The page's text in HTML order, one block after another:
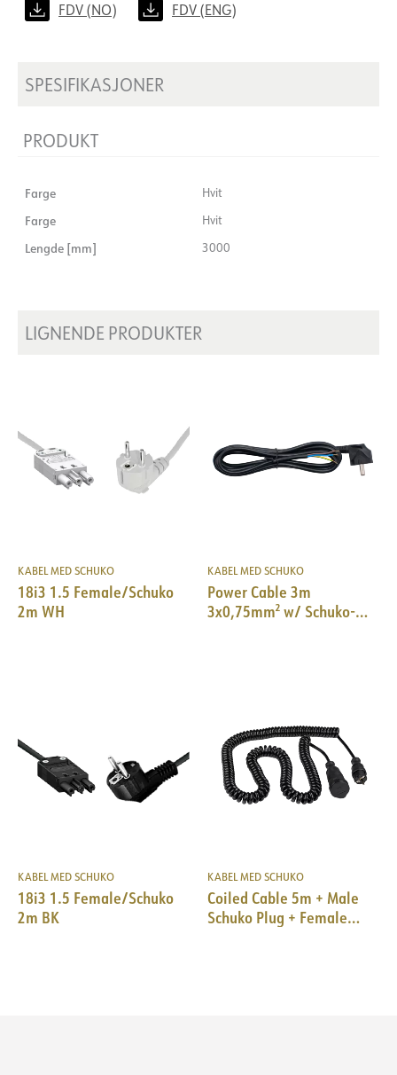
FDV (NO) FDV (ENG)
SPESIFIKASJONER
PRODUKT
Farge Hvit
Farge Hvit
Lengde [mm] 3000
LIGNENDE PRODUKTER
KABEL MED SCHUKO
18i3 1.5 Female/Schuko
2m WH
KABEL MED SCHUKO
Power Cable 3m
3x0,75mm² w/ Schuko-
KABEL MED SCHUKO
18i3 1.5 Female/Schuko
2m BK
KABEL MED SCHUKO
Coiled Cable 5m + Male
Schuko Plug + Female